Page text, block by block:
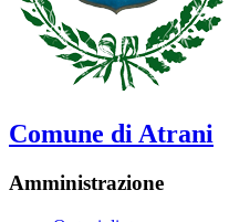
Comune di Atrani
Amministrazione